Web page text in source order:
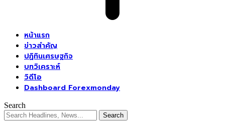
หน้าแรก
ข่าวสำคัญ
ปฏิทินเศรษฐกิจ
บทวิเคราะห์
วิดีโอ
Dashboard Forexmonday
Search